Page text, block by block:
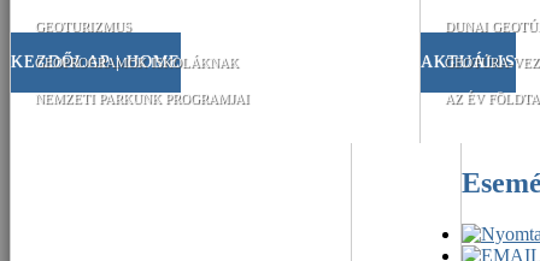
KEZDŐLAP | HOME
GEOTURIZMUS
GEOPROGRAMOK ISKOLÁKNAK
NEMZETI PARKUNK PROGRAMJAI
AKTUÁLIS
DUNAI
GEOTÚRA-
AZ ÉV